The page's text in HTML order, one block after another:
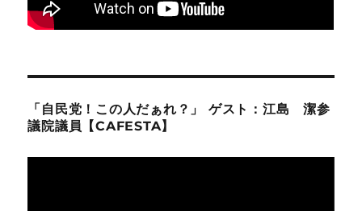
「自民党！この人だぁれ？」 ゲスト：江島 潔参
議院議員【CAFESTA】